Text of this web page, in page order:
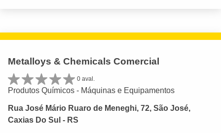
Metalloys & Chemicals Comercial
0 aval.
Produtos Químicos - Máquinas e Equipamentos
Rua José Mário Ruaro de Meneghi, 72, São José,
Caxias Do Sul - RS